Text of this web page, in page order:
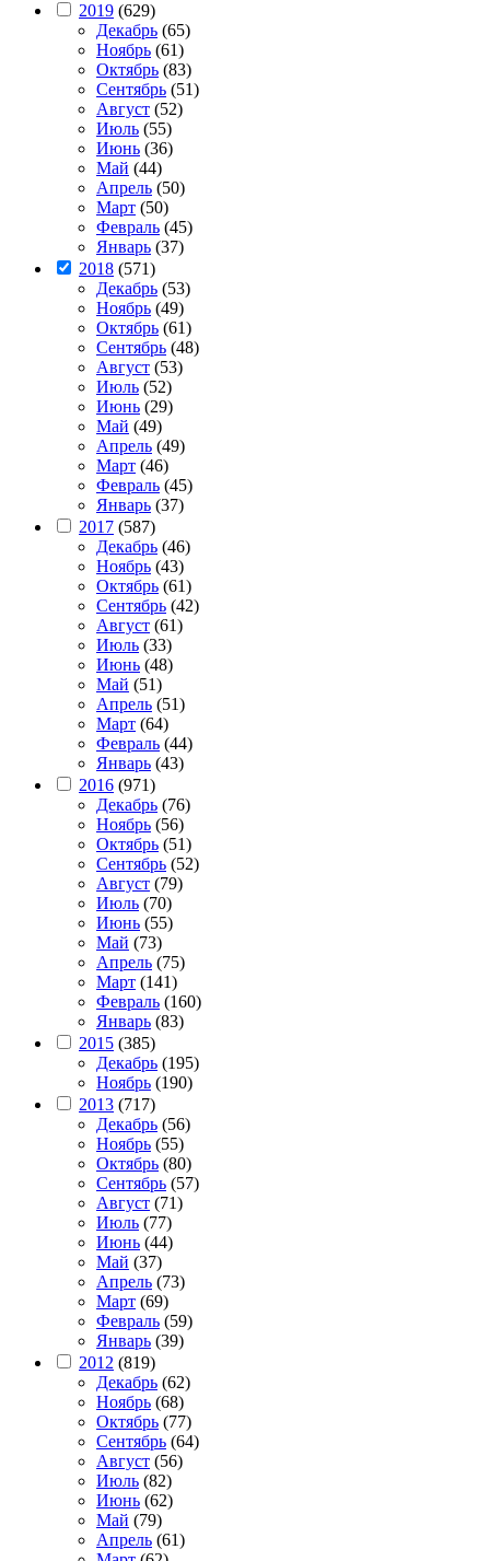
2019 (629)
Декабрь (65)
Ноябрь (61)
Октябрь (83)
Сентябрь (51)
Август (52)
Июль (55)
Июнь (36)
Май (44)
Апрель (50)
Март (50)
Февраль (45)
Январь (37)
2018 (571)
Декабрь (53)
Ноябрь (49)
Октябрь (61)
Сентябрь (48)
Август (53)
Июль (52)
Июнь (29)
Май (49)
Апрель (49)
Март (46)
Февраль (45)
Январь (37)
2017 (587)
Декабрь (46)
Ноябрь (43)
Октябрь (61)
Сентябрь (42)
Август (61)
Июль (33)
Июнь (48)
Май (51)
Апрель (51)
Март (64)
Февраль (44)
Январь (43)
2016 (971)
Декабрь (76)
Ноябрь (56)
Октябрь (51)
Сентябрь (52)
Август (79)
Июль (70)
Июнь (55)
Май (73)
Апрель (75)
Март (141)
Февраль (160)
Январь (83)
2015 (385)
Декабрь (195)
Ноябрь (190)
2013 (717)
Декабрь (56)
Ноябрь (55)
Октябрь (80)
Сентябрь (57)
Август (71)
Июль (77)
Июнь (44)
Май (37)
Апрель (73)
Март (69)
Февраль (59)
Январь (39)
2012 (819)
Декабрь (62)
Ноябрь (68)
Октябрь (77)
Сентябрь (64)
Август (56)
Июль (82)
Июнь (62)
Май (79)
Апрель (61)